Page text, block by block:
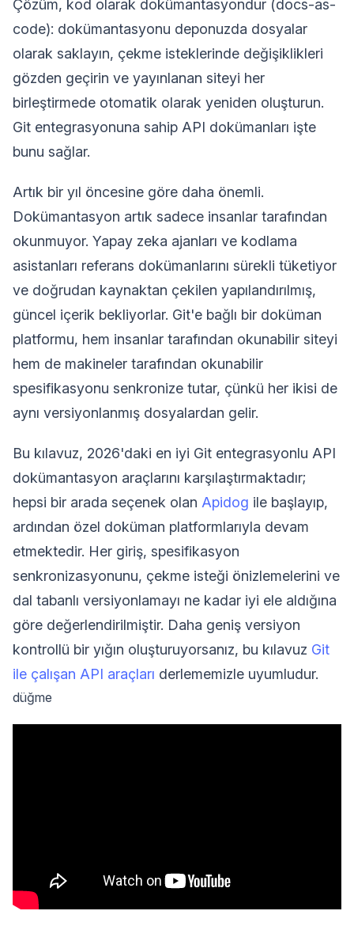
Çözüm, kod olarak dokümantasyondur (docs-as-
code): dokümantasyonu deponuzda dosyalar
olarak saklayın, çekme isteklerinde değişiklikleri
gözden geçirin ve yayınlanan siteyi her
birleştirmede otomatik olarak yeniden oluşturun.
Git entegrasyonuna sahip API dokümanları işte
bunu sağlar.
Artık bir yıl öncesine göre daha önemli.
Dokümantasyon artık sadece insanlar tarafından
okunmuyor. Yapay zeka ajanları ve kodlama
asistanları referans dokümanlarını sürekli tüketiyor
ve doğrudan kaynaktan çekilen yapılandırılmış,
güncel içerik bekliyorlar. Git'e bağlı bir doküman
platformu, hem insanlar tarafından okunabilir siteyi
hem de makineler tarafından okunabilir
spesifikasyonu senkronize tutar, çünkü her ikisi de
aynı versiyonlanmış dosyalardan gelir.
Bu kılavuz, 2026'daki en iyi Git entegrasyonlu API
dokümantasyon araçlarını karşılaştırmaktadır;
hepsi bir arada seçenek olan Apidog ile başlayıp,
ardından özel doküman platformlarıyla devam
etmektedir. Her giriş, spesifikasyon
senkronizasyonunu, çekme isteği önizlemelerini ve
dal tabanlı versiyonlamayı ne kadar iyi ele aldığına
göre değerlendirilmiştir. Daha geniş versiyon
kontrollü bir yığın oluşturuyorsanız, bu kılavuz Git
ile çalışan API araçları derlememizle uyumludur.
düğme